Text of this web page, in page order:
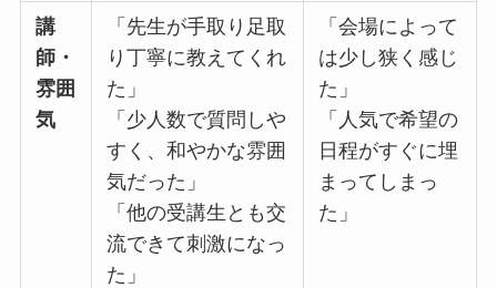
講
師・
雰囲
気
「先生が手取り足取
り丁寧に教えてくれ
た」
「少人数で質問しや
すく、和やかな雰囲
気だった」
「他の受講生とも交
流できて刺激になっ
た」
「会場によって
は少し狭く感じ
た」
「人気で希望の
日程がすぐに埋
まってしまっ
た」